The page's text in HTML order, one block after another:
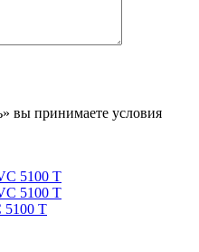
вы принимаете условия
5100 T